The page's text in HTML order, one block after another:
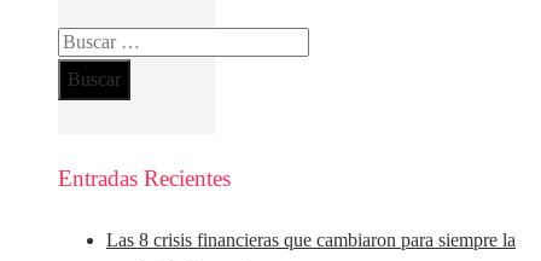
Buscar:
Entradas Recientes
Las 8 crisis financieras que cambiaron para siempre la